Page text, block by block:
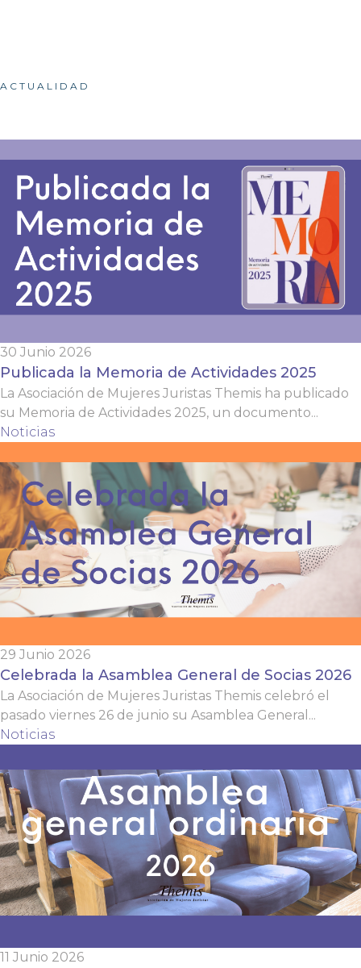
ACTUALIDAD
30 Junio 2026
Publicada la Memoria de Actividades 2025
La Asociación de Mujeres Juristas Themis ha publicado
su Memoria de Actividades 2025, un documento...
Noticias
29 Junio 2026
Celebrada la Asamblea General de Socias 2026
La Asociación de Mujeres Juristas Themis celebró el
pasado viernes 26 de junio su Asamblea General...
Noticias
11 Junio 2026